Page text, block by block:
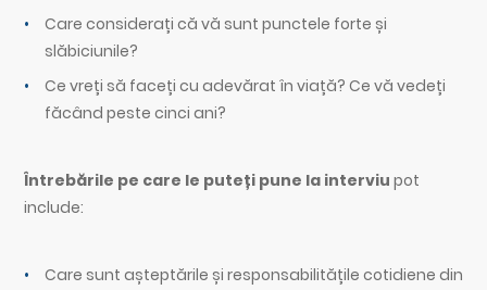
Care considerați că vă sunt punctele forte și
slăbiciunile?
Ce vreți să faceți cu adevărat în viață? Ce vă vedeți
făcând peste cinci ani?
Întrebările pe care le puteți pune la interviupot
include:
Care sunt așteptările și responsabilitățile cotidiene din